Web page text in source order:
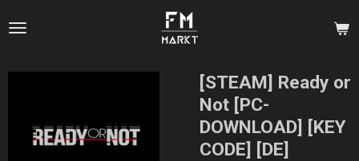
Hauptinhalt
[STEAM] Ready or
Not [PC-
DOWNLOAD] [KEY
CODE] [DE]